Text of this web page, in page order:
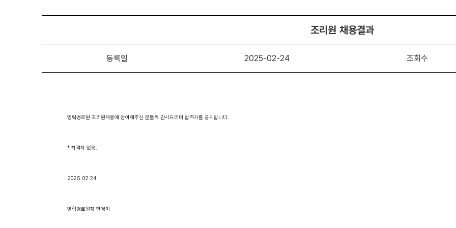
조리원 채용결과
등록일 2025-02-24 조회수
영락경로원 조리원채용에 참여해주신 분들께 감사드리며 함격자를 공지합니다.
* 적격자 없음.
2025. 02.24.
영락경로원장 한경미